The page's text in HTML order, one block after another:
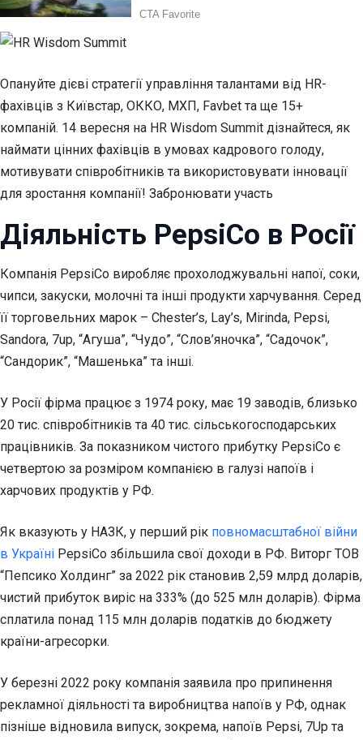
Опануйте дієві стратегії управління талантами від HR-
фахівців з Київстар, ОККО, МХП, Favbet та ще 15+
компаній. 14 вересня на HR Wisdom Summit дізнайтеся, як
наймати цінних фахівців в умовах кадрового голоду,
мотивувати співробітників та використовувати інновації
для зростання компанії! Забронювати участь
Діяльність PepsiCo в Росії
Компанія PepsiCo виробляє прохолоджувальні напої, соки,
чипси, закуски, молочні та інші продукти харчування. Серед
її торговельних марок – Chester’s, Lay’s, Mirinda, Pepsi,
Sandora, 7up, “Агуша”, “Чудо”, “Слов’яночка”, “Садочок”,
“Сандорик”, “Машенька” та інші.
У Росії фірма працює з 1974 року, має 19 заводів, близько
20 тис. співробітників та 40 тис. сільськогосподарських
працівників. За показником чистого прибутку PepsiCo є
четвертою за розміром компанією в галузі напоїв і
харчових продуктів у РФ.
Як вказують у НАЗК, у перший рік повномасштабної війни
в Україні PepsiCo збільшила свої доходи в РФ. Виторг ТОВ
“Пепсико Холдинг” за 2022 рік становив 2,59 млрд доларів,
чистий прибуток виріс на 333% (до 525 млн доларів). Фірма
сплатила понад 115 млн доларів податків до бюджету
країни-агресорки.
У березні 2022 року компанія заявила про припинення
рекламної діяльності та виробництва напоїв у РФ, однак
пізніше відновила випуск, зокрема, напоїв Pepsi, 7Up та